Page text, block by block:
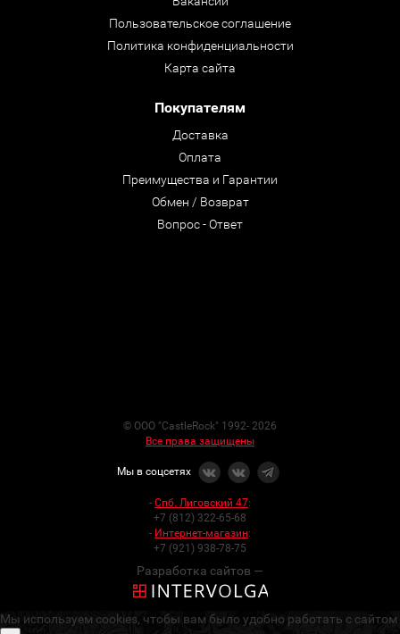
Пользовательское соглашение
Политика конфиденциальности
Карта сайта
Покупателям
Доставка
Оплата
Преимущества и Гарантии
Обмен / Возврат
Вопрос - Ответ
© ООО "CastleRock" 1992- 2026
Все права защищены
Мы в соцсетях
- Спб. Лиговский 47:
+7 (812) 322-65-68
- Интернет-магазин:
+7 (921) 938-78-75
Разработка сайтов —
Мы используем cookies, чтобы вам было удобно работать с сайтом